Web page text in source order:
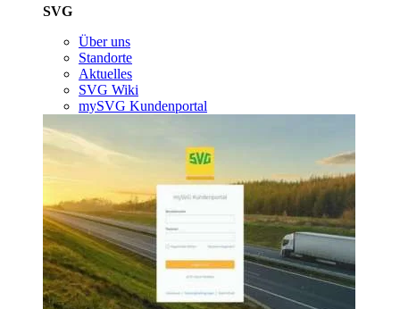
SVG
Über uns
Standorte
Aktuelles
SVG Wiki
mySVG Kundenportal